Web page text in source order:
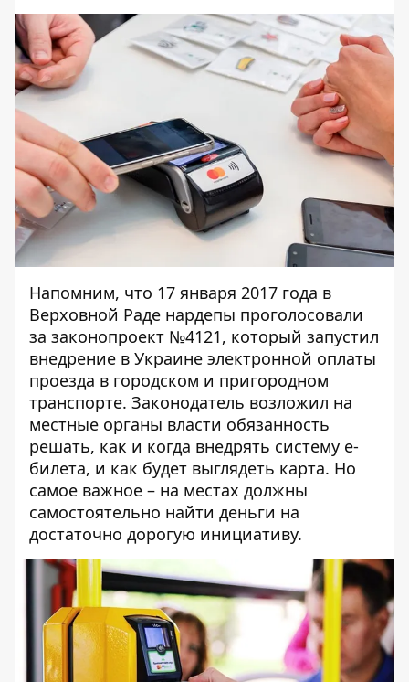
Напомним, что 17 января 2017 года в
Верховной Раде нардепы проголосовали
за законопроект №4121, который запустил
внедрение в Украине электронной оплаты
проезда в городском и пригородном
транспорте. Законодатель возложил на
местные органы власти обязанность
решать, как и когда внедрять систему е-
билета, и как будет выглядеть карта. Но
самое важное – на местах должны
самостоятельно найти деньги на
достаточно дорогую инициативу.